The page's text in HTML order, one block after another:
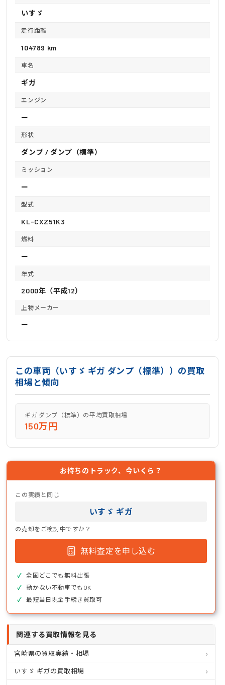
いすゞ
走行距離
104789 km
車名
ギガ
エンジン
ー
形状
ダンプ / ダンプ（標準）
ミッション
ー
型式
KL-CXZ51K3
燃料
ー
年式
2000年（平成12）
上物メーカー
ー
この車両（いすゞ ギガ ダンプ（標準））の買取
相場と傾向
ギガ ダンプ（標準）の平均買取相場
150万円
お持ちのトラック、今いくら？
この実績と同じ
いすゞ ギガ
の売却をご検討中ですか？
無料査定を申し込む
全国どこでも無料出張
動かない不動車でもOK
最短当日現金手続き買取可
関連する買取情報を見る
宮崎県の買取実績・相場
いすゞ ギガの買取相場